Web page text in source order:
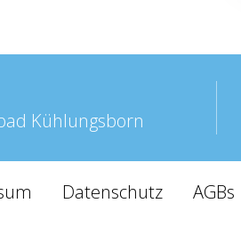
Kühlungsborn
Datenschutz AGBs